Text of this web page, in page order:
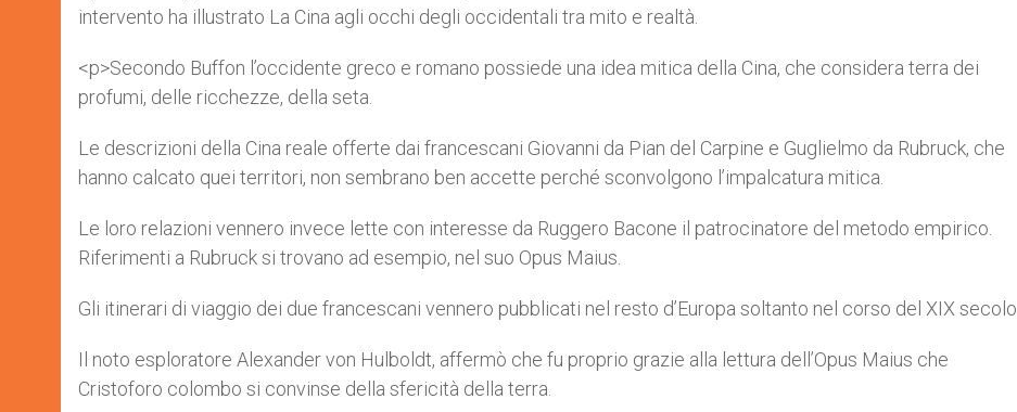
intervento ha illustrato La Cina agli occhi degli occidentali tra mito e realtà.
<p>Secondo Buffon l’occidente greco e romano possiede una idea mitica della Cina, che considera terra dei
profumi, delle ricchezze, della seta.
Le descrizioni della Cina reale offerte dai francescani Giovanni da Pian del Carpine e Guglielmo da Rubruck, che
hanno calcato quei territori, non sembrano ben accette perché sconvolgono l’impalcatura mitica.
Le loro relazioni vennero invece lette con interesse da Ruggero Bacone il patrocinatore del metodo empirico.
Riferimenti a Rubruck si trovano ad esempio, nel suo Opus Maius.
Gli itinerari di viaggio dei due francescani vennero pubblicati nel resto d’Europa soltanto nel corso del XIX secolo.
Il noto esploratore Alexander von Hulboldt, affermò che fu proprio grazie alla lettura dell’Opus Maius che
Cristoforo colombo si convinse della sfericità della terra.